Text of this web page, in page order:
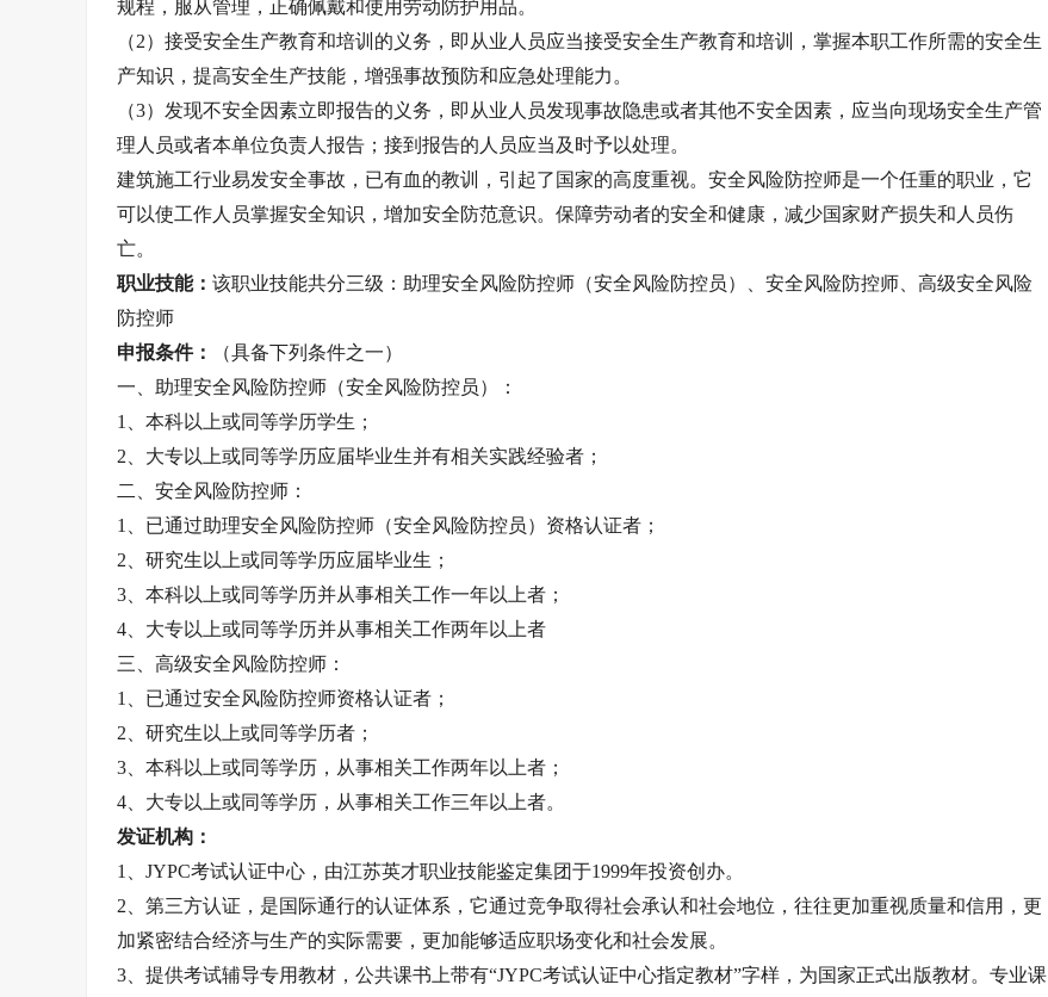
规程，服从管理，正确佩戴和使用劳动防护用品。
（2）接受安全生产教育和培训的义务，即从业人员应当接受安全生产教育和培训，掌握本职工作所需的安全生
产知识，提高安全生产技能，增强事故预防和应急处理能力。
（3）发现不安全因素立即报告的义务，即从业人员发现事故隐患或者其他不安全因素，应当向现场安全生产管
理人员或者本单位负责人报告；接到报告的人员应当及时予以处理。
建筑施工行业易发安全事故，已有血的教训，引起了国家的高度重视。安全风险防控师是一个任重的职业，它
可以使工作人员掌握安全知识，增加安全防范意识。保障劳动者的安全和健康，减少国家财产损失和人员伤
亡。
职业技能： 该职业技能共分三级：助理安全风险防控师（安全风险防控员）、安全风险防控师、高级安全风险
防控师
申报条件：
（具备下列条件之一）
一、助理安全风险防控师（安全风险防控员）：
1、本科以上或同等学历学生；
2、大专以上或同等学历应届毕业生并有相关实践经验者；
二、安全风险防控师：
1、已通过助理安全风险防控师（安全风险防控员）资格认证者；
2、研究生以上或同等学历应届毕业生；
3、本科以上或同等学历并从事相关工作一年以上者；
4、大专以上或同等学历并从事相关工作两年以上者
三、高级安全风险防控师：
1、已通过安全风险防控师资格认证者；
2、研究生以上或同等学历者；
3、本科以上或同等学历，从事相关工作两年以上者；
4、大专以上或同等学历，从事相关工作三年以上者。
发证机构：
1、JYPC考试认证中心，由江苏英才职业技能鉴定集团于1999年投资创办。
2、第三方认证，是国际通行的认证体系，它通过竞争取得社会承认和社会地位，往往更加重视质量和信用，更
加紧密结合经济与生产的实际需要，更加能够适应职场变化和社会发展。
3、提供考试辅导专用教材，公共课书上带有“JYPC考试认证中心指定教材”字样，为国家正式出版教材。专业课